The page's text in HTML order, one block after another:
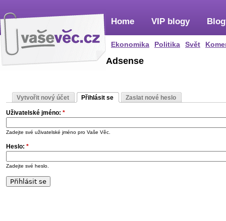
Home
Ekonomika Politika Svět
VIP blogy
Adsense
Vytvořit nový účet Přihlásit se Zaslat nové heslo
Uživatelské jméno: *
Zadejte své uživatelské jméno pro Vaše Věc.
Heslo: *
Zadejte své heslo.